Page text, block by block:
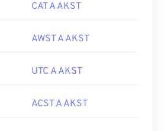
CAT A AKST
AWST A AKST
UTC A AKST
ACST A AKST